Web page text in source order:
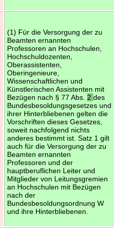
(1) Für die Versorgung der zu
Beamten ernannten
Professoren an Hochschulen,
Hochschuldozenten,
Oberassistenten,
Oberingenieure,
Wissenschaftlichen und
Künstlerischen Assistenten mit
Bezügen nach § 77 Abs. 2 des
Bundesbesoldungsgesetzes und
ihrer Hinterbliebenen gelten die
Vorschriften dieses Gesetzes,
soweit nachfolgend nichts
anderes bestimmt ist. Satz 1 gilt
auch für die Versorgung der zu
Beamten ernannten
Professoren und der
hauptberuflichen Leiter und
Mitglieder von Leitungsgremien
an Hochschulen mit Bezügen
nach der
Bundesbesoldungsordnung W
und ihre Hinterbliebenen.